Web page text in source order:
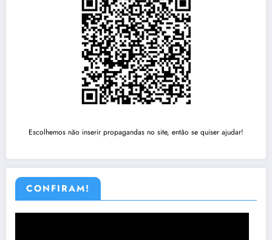
Escolhemos não inserir propagandas no site, então se quiser ajudar!
CONFIRAM!